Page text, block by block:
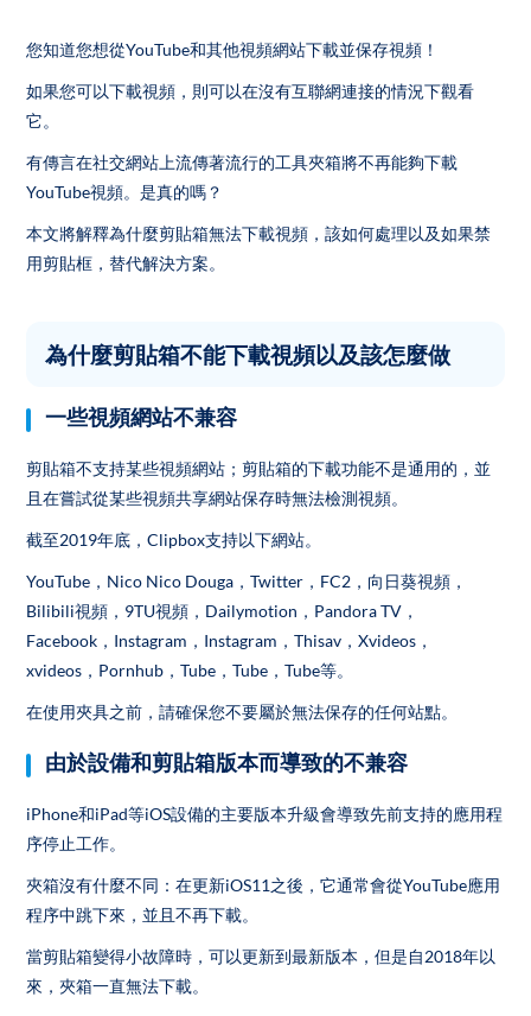
您知道您想從YouTube和其他視頻網站下載並保存視頻！
如果您可以下載視頻，則可以在沒有互聯網連接的情況下觀看
它。
有傳言在社交網站上流傳著流行的工具夾箱將不再能夠下載
YouTube視頻。是真的嗎？
本文將解釋為什麼剪貼箱無法下載視頻，該如何處理以及如果禁
用剪貼框，替代解決方案。
為什麼剪貼箱不能下載視頻以及該怎麼做
一些視頻網站不兼容
剪貼箱不支持某些視頻網站；剪貼箱的下載功能不是通用的，並
且在嘗試從某些視頻共享網站保存時無法檢測視頻。
截至2019年底，Clipbox支持以下網站。
YouTube，Nico Nico Douga，Twitter，FC2，向日葵視頻，
Bilibili視頻，9TU視頻，Dailymotion，Pandora TV，
Facebook，Instagram，Instagram，Thisav，Xvideos，
xvideos，Pornhub，Tube，Tube，Tube等。
在使用夾具之前，請確保您不要屬於無法保存的任何站點。
由於設備和剪貼箱版本而導致的不兼容
iPhone和iPad等iOS設備的主要版本升級會導致先前支持的應用程
序停止工作。
夾箱沒有什麼不同：在更新iOS11之後，它通常會從YouTube應用
程序中跳下來，並且不再下載。
當剪貼箱變得小故障時，可以更新到最新版本，但是自2018年以
來，夾箱一直無法下載。